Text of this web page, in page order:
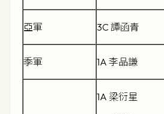
亞軍 3C 譚函青
季軍 1A 李品謙
1A 梁衍星